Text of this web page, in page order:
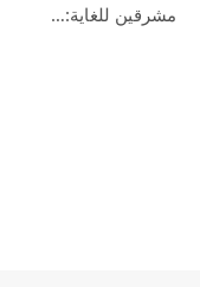
مشرقين للغاية:…